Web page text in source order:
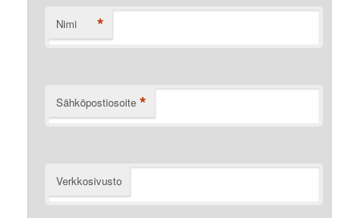
Nimi *
Sähköpostiosoite *
Verkkosivusto